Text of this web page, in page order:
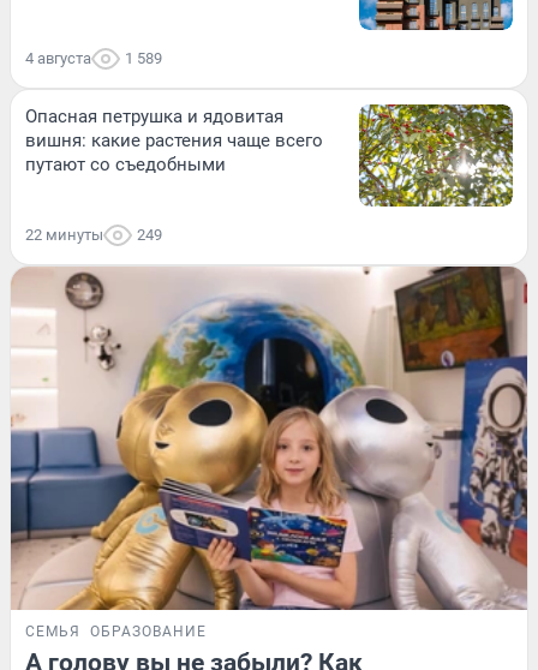
4 августа 1 589
Опасная петрушка и ядовитая
вишня: какие растения чаще всего
путают со съедобными
22 минуты 249
СЕМЬЯ ОБРАЗОВАНИЕ
А голову вы не забыли? Как